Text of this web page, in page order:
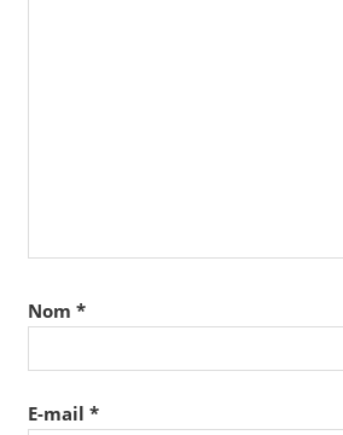
Nom *
E-mail *